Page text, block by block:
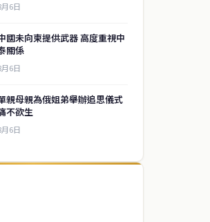
月6日
國未向柬提供武器 高度重視中
關係
月6日
親母親為俄姐弟舉辦追思儀式
不欲生
月6日